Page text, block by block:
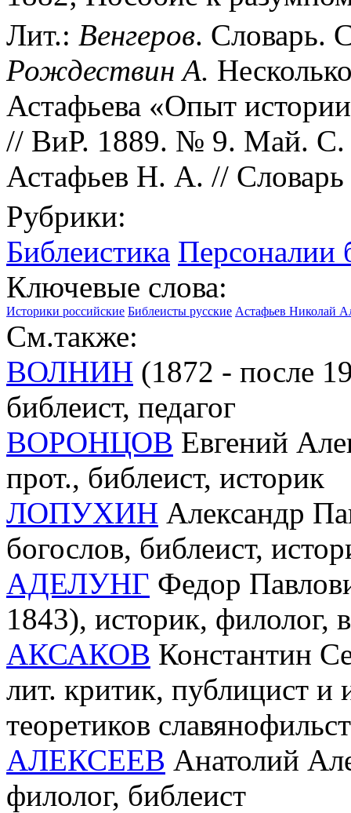
Лит.: Венгеров. Словарь.
Рождествин А.
Астафьева «Опыт
// ВиР. 1889. № 9. Май.
Астафьев Н. А. // Словарь
Рубрики:
Библеистика Персоналии
Ключевые слова:
Историки российские Библеисты русские Астафьев Николай
См.также:
ВОЛНИН (1872 - после
библеист, педагог
ВОРОНЦОВ Евгений
прот., библеист, историк
ЛОПУХИН Александр
богослов, библеист,
АДЕЛУНГ Федор
1843), историк, филолог,
АКСАКОВ Константин
лит. критик, публицист и
теоретиков
АЛЕКСЕЕВ Анатолий
филолог, библеист